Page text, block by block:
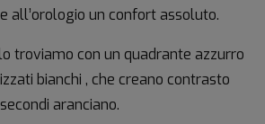
all’orologio un confort assoluto.
troviamo con un quadrante azzurro
bianchi , che creano contrasto
aranciano.